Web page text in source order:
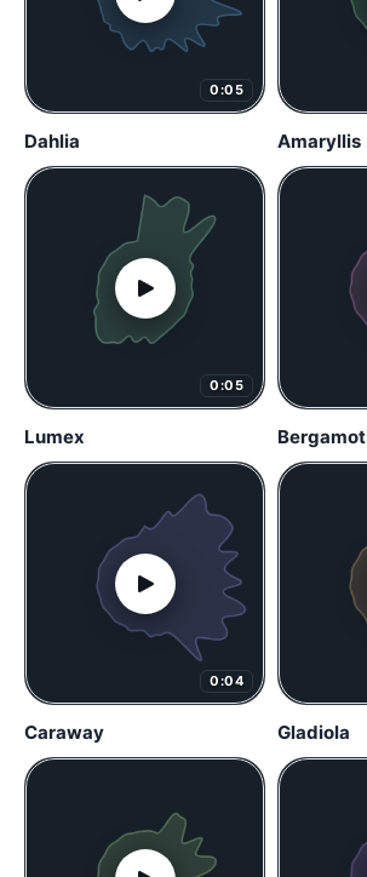
0:05
Dahlia Amaryllis
0:05
Lumex Bergamot
0:04
Caraway Gladiola